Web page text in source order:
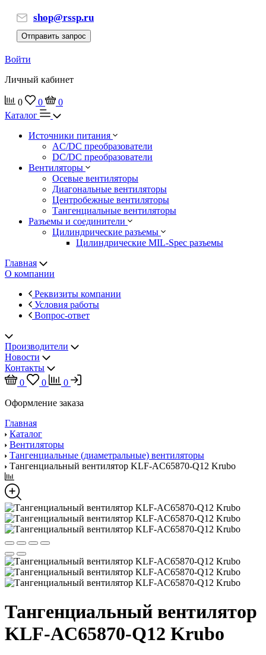
shop@rssp.ru
Отправить запрос
Войти
Личный кабинет
0 0
0
Каталог
Источники питания
AC/DC преобразователи
DC/DC преобразователи
Вентиляторы
Осевые вентиляторы
Диагональные вентиляторы
Центробежные вентиляторы
Тангенциальные вентиляторы
Разъемы и соединители
Цилиндрические разъемы
Цилиндрические MIL-Spec разъемы
Главная
О компании
Реквизиты компании
Условия работы
Вопрос-ответ
Производители
Новости
Контакты
0
0
0
Оформление заказа
Главная
Каталог
Вентиляторы
Тангенциальные (диаметральные) вентиляторы
Тангенциальный вентилятор KLF-AC65870-Q12 Krubo
Тангенциальный вентилятор
KLF-AC65870-Q12 Krubo